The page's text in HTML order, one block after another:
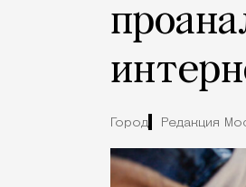
Город Редакция